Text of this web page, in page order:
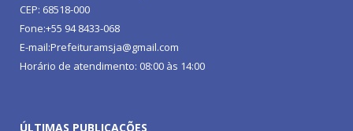
CEP: 68518-000
Fone:+55 94 8433-068
E-mail:Prefeituramsja@gmail.com
Horário de atendimento: 08:00 às 14:00
ÚLTIMAS PUBLICAÇÕES